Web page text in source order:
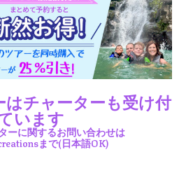
チャーターも受け付
います
ーに関するお問い合わせは
まで(日本語OK)